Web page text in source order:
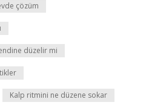
çözüm
düzelir mi
Kalp ritmini ne düzene sokar